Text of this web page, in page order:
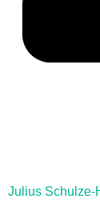
Julius Schulze-